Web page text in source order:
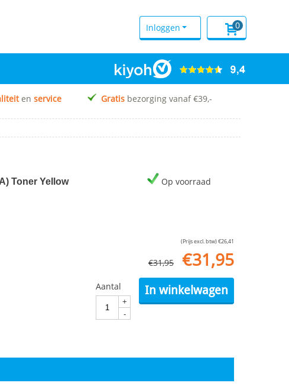
0
Inloggen
en service Gratis bezorging vanaf €39,-
Toner Yellow Op voorraad
(Prijs excl. btw)€26,41
€31,95 €31,95
Aantal
+
-
In winkelwagen